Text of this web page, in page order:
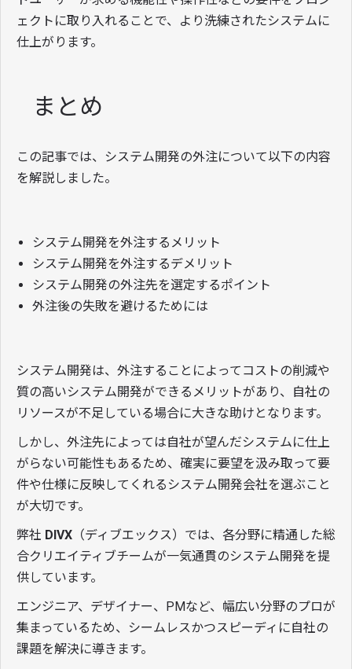
ェクトに取り入れることで、より洗練されたシステムに
仕上がります。
まとめ
この記事では、システム開発の外注について以下の内容
を解説しました。
システム開発を外注するメリット
システム開発を外注するデメリット
システム開発の外注先を選定するポイント
外注後の失敗を避けるためには
システム開発は、外注することによってコストの削減や
質の高いシステム開発ができるメリットがあり、自社の
リソースが不足している場合に大きな助けとなります。
しかし、外注先によっては自社が望んだシステムに仕上
がらない可能性もあるため、確実に要望を汲み取って要
件や仕様に反映してくれるシステム開発会社を選ぶこと
が大切です。
弊社 DIVX （ディブエックス）では、各分野に精通した総
合クリエイティブチームが一気通貫のシステム開発を提
供しています。
エンジニア、デザイナー、PMなど、幅広い分野のプロが
集まっているため、シームレスかつスピーディに自社の
課題を解決に導きます。